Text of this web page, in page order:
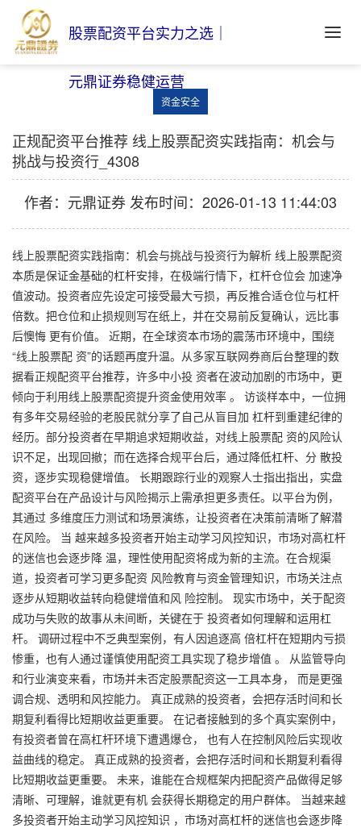
股票配资平台实力之选｜
元鼎证券稳健运营
资金安全
正规配资平台推荐 线上股票配资实践指南：机会与
挑战与投资行_4308
作者：元鼎证券 发布时间：2026-01-13 11:44:03
线上股票配资实践指南：机会与挑战与投资行为解析 线上股票配资
本质是保证金基础的杠杆安排，在极端行情下，杠杆仓位会 加速净
值波动。投资者应先设定可接受最大亏损，再反推合适仓位与杠杆
倍数。把仓位和止损规则写在纸上，并在交易前反复确认，远比事
后懊悔 更有价值。 近期，在全球资本市场的震荡市环境中，围绕
“线上股票配 资”的话题再度升温。从多家互联网券商后台整理的数
据看正规配资平台推荐，许多中小投 资者在波动加剧的市场中，更
倾向于利用线上股票配资提升资金使用效率 。 访谈样本中，一位拥
有多年交易经验的老股民就分享了自己从盲目加 杠杆到重建纪律的
经历。部分投资者在早期追求短期收益，对线上股票配 资的风险认
识不足，出现回撤；而在选择合规平台后，通过降低杠杆、分 散投
资，逐步实现稳健增值。 长期跟踪行业的观察人士指出指出，实盘
配资平台在产品设计与风险揭示上需承担更多责任。以平台为例，
其通过 多维度压力测试和场景演练，让投资者在决策前清晰了解潜
在风险。 当 越来越多投资者开始主动学习风控知识，市场对高杠杆
的迷信也会逐步降 温，理性使用配资将成为新的主流。在合规渠
道，投资者可学习更多配资 风险教育与资金管理知识，市场关注点
逐步从短期收益转向稳健增值和风 险控制。 现实市场中，关于配资
成功与失败的故事从未间断，关键在于 投资者如何理解和运用杠
杆。 调研过程中不乏典型案例，有人因追逐高 倍杠杆在短期内亏损
惨重，也有人通过谨慎使用配资工具实现了稳步增值 。 从监管导向
和行业演变来看，市场并未否定股票配资这一工具本身， 而是更强
调合规、透明和风控能力。 真正成熟的投资者，会把存活时间和长
期复利看得比短期收益更重要。 在记者接触到的多个真实案例中，
有投资者曾在高杠杆环境下遭遇爆仓， 也有人在控制风险后实现收
益曲线的稳定。 真正成熟的投资者，会把存活时间和长期复利看得
比短期收益更重要。 未来，谁能在合规框架内把配资产品做得足够
清晰、可理解，谁就更有机 会获得长期稳定的用户群体。 当越来越
多投资者开始主动学习风控知识 ，市场对高杠杆的迷信也会逐步降